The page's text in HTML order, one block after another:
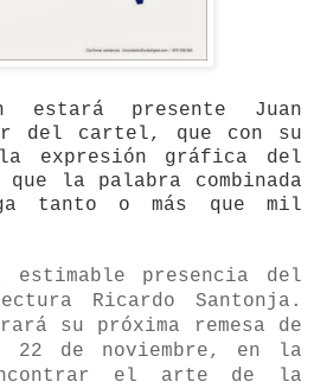
estará presente Juan
del cartel, que con su
la expresión gráfica del
que la palabra combinada
tanto o más que mil
estimable presencia del
Ricardo Santonja.
su próxima remesa de
de noviembre, en la
el arte de la